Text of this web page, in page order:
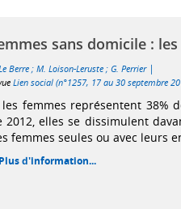
sans domicile :
Berre ;M. Loison-Leruste ;G. Perrier |
Lien social (n°1257, 17 au 30 septembre
les femmes représentent 38%
2012, elles se dissimulent
femmes seules ou avec leurs
Plus d'information...